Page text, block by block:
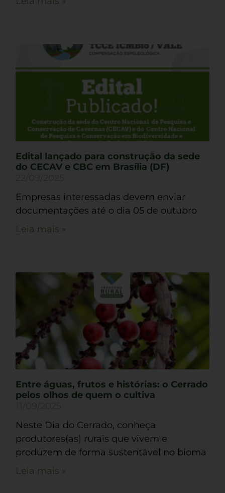
Edital lançado para construção da sede
do CECAV e CBC em Brasília (DF)
Empresas interessadas devem enviar
documentações até o dia 05 de outubro
Leia mais »
Entre águas, frutos e histórias: o Cerrado
pelos olhos de quem o cultiva
Neste Dia do Cerrado, conheça
produtores(as) rurais que vivem e
produzem de forma sustentável no bioma
Leia mais »